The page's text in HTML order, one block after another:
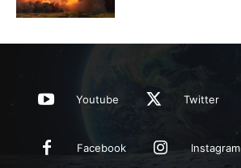
Youtube Twitter
Facebook Instagram